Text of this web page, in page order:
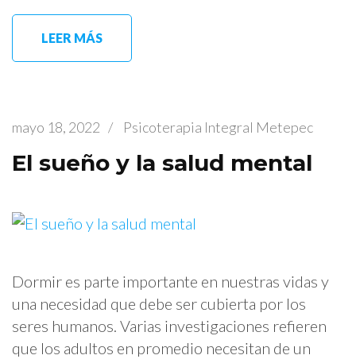
LEER MÁS
mayo 18, 2022 / Psicoterapia Integral Metepec
El sueño y la salud mental
Dormir es parte importante en nuestras vidas y
una necesidad que debe ser cubierta por los
seres humanos. Varias investigaciones refieren
que los adultos en promedio necesitan de un